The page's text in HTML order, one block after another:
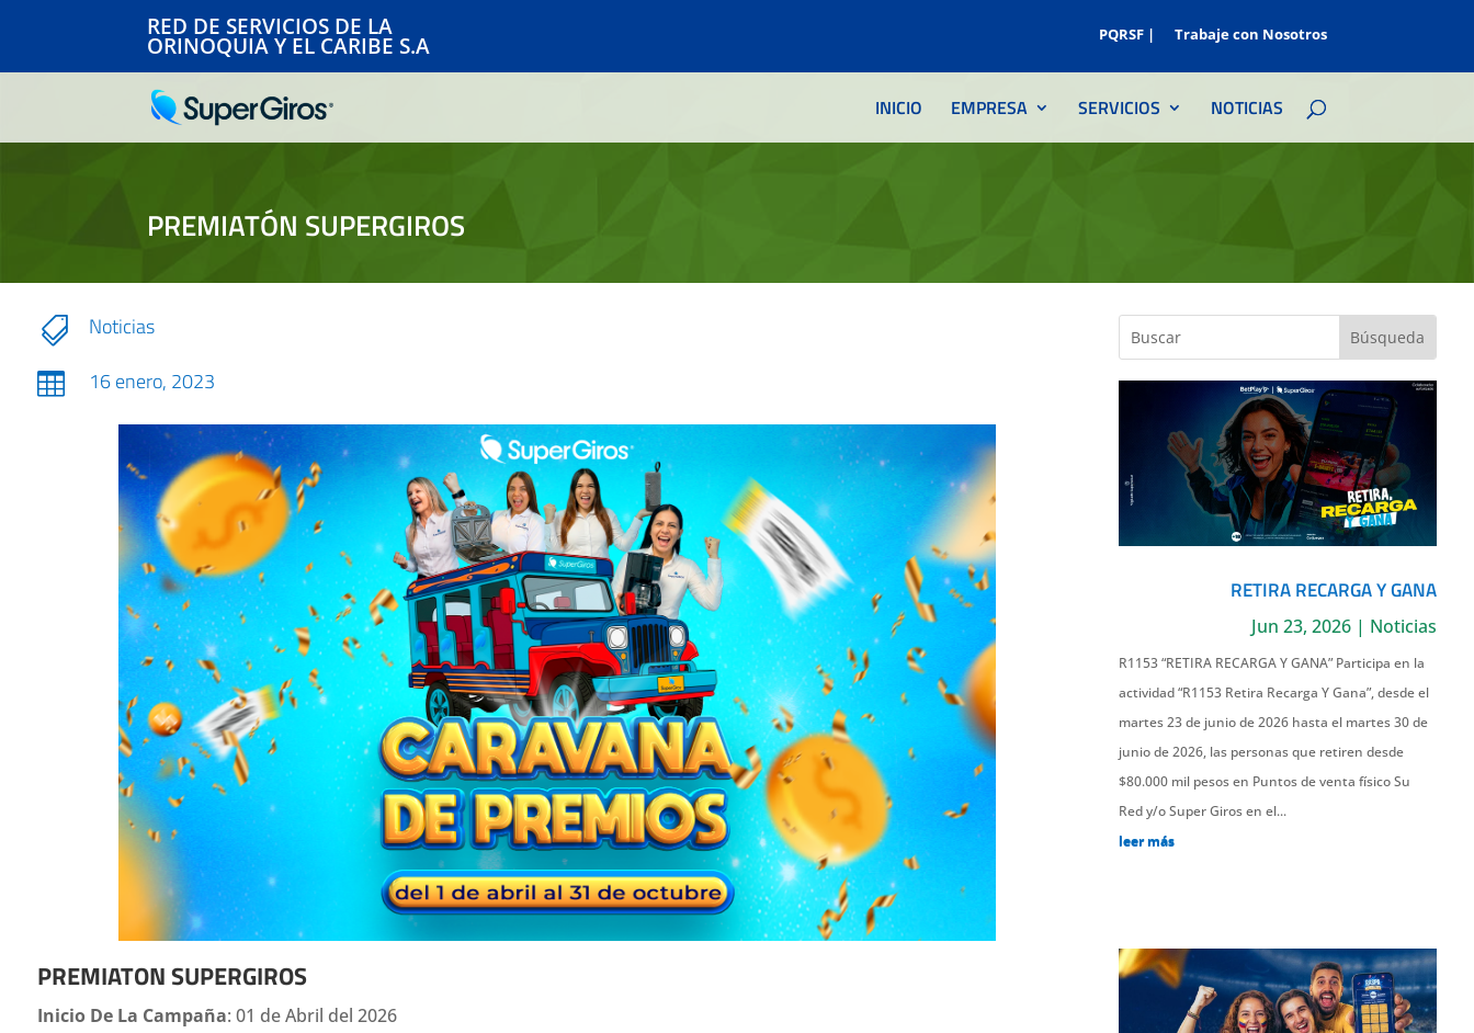
RED DE SERVICIOS DE LA
ORINOQUIA Y EL CARIBE S.A PQRSF | Trabaje con Nosotros
INICIO EMPRESA SERVICIOS NOTICIAS
PREMIATÓN SUPERGIROS
 Noticias
 16 enero, 2023
PREMIATON SUPERGIROS
Inicio De La Campaña: 01 de Abril del 2026
RETIRA RECARGA Y GANA
Jun 23, 2026 | Noticias
R1153 “RETIRA RECARGA Y GANA” Participa en la
actividad “R1153 Retira Recarga Y Gana”, desde el
martes 23 de junio de 2026 hasta el martes 30 de
junio de 2026, las personas que retiren desde
$80.000 mil pesos en Puntos de venta físico Su
Red y/o Super Giros en el...
leer más